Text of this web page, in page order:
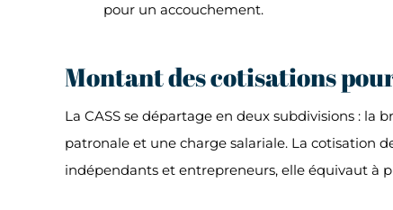
pour un accouchement.
Montant des cotisations
La CASS se départage en deux subdivisions :
patronale et une charge salariale. La cotisation
indépendants et entrepreneurs, elle équivaut à